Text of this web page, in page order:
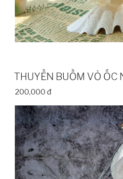
THUYỀN BUỒM VỎ ỐC
200,000 đ